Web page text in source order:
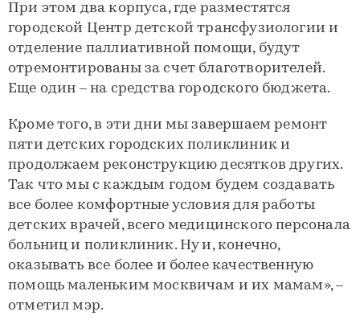
При этом два корпуса, где разместятся
городской Центр детской трансфузиологии и
отделение паллиативной помощи, будут
отремонтированы за счет благотворителей.
Еще один – на средства городского бюджета.
Кроме того, в эти дни мы завершаем ремонт
пяти детских городских поликлиник и
продолжаем реконструкцию десятков других.
Так что мы с каждым годом будем создавать
все более комфортные условия для работы
детских врачей, всего медицинского персонала
больниц и поликлиник. Ну и, конечно,
оказывать все более и более качественную
помощь маленьким москвичам и их мамам», –
отметил мэр.